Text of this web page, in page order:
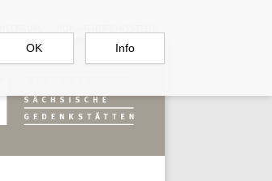
OK Info